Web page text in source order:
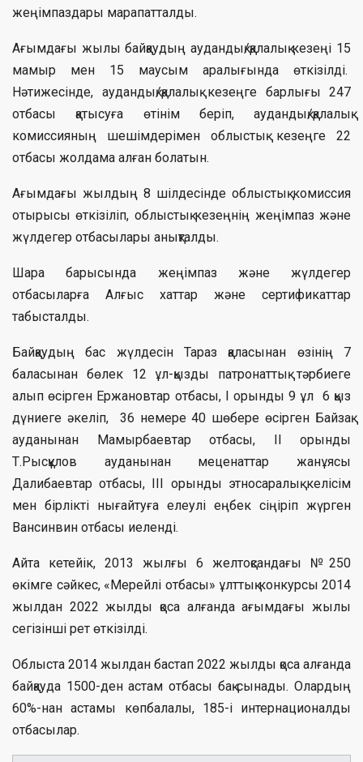
жеңімпаздары марапатталды.
Ағымдағы жылы байқаудың аудандық/қалалық кезеңі 15
мамыр мен 15 маусым аралығында өткізілді.
Нәтижесінде, аудандық/қалалық кезеңге барлығы 247
отбасы қатысуға өтінім беріп, аудандық/қалалық
комиссияның шешімдерімен облыстық кезеңге 22
отбасы жолдама алған болатын.
Ағымдағы жылдың 8 шілдесінде облыстық комиссия
отырысы өткізіліп, облыстық кезеңнің жеңімпаз және
жүлдегер отбасылары анықталды.
Шара барысында жеңімпаз және жүлдегер
отбасыларға Алғыс хаттар және сертификаттар
табысталды.
Байқаудың бас жүлдесін Тараз қаласынан өзінің 7
баласынан бөлек 12 ұл-қызды патронаттық тәрбиеге
алып өсірген Ержановтар отбасы, І орынды 9 ұл 6 қыз
дүниеге әкеліп, 36 немере 40 шөбере өсірген Байзақ
ауданынан Мамырбаевтар отбасы, ІІ орынды
Т.Рысқұлов ауданынан меценаттар жанұясы
Далибаевтар отбасы, ІІІ орынды этносаралық келісім
мен бірлікті нығайтуға елеулі еңбек сіңіріп жүрген
Вансинвин отбасы иеленді.
Айта кетейік, 2013 жылғы 6 желтоқсандағы №250
өкімге сәйкес, «Мерейлі отбасы» ұлттық конкурсы 2014
жылдан 2022 жылды қоса алғанда ағымдағы жылы
сегізінші рет өткізілді.
Облыста 2014 жылдан бастап 2022 жылды қоса алғанда
байқауда 1500-ден астам отбасы бақ сынады. Олардың
60%-нан астамы көпбалалы, 185-і интернационалды
отбасылар.